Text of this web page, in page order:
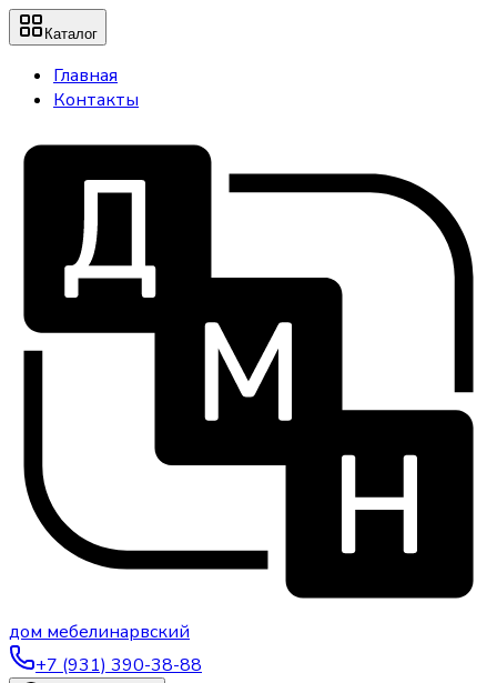
Каталог
Главная
Контакты
дом мебелинарвский
+7 (931) 390-38-88